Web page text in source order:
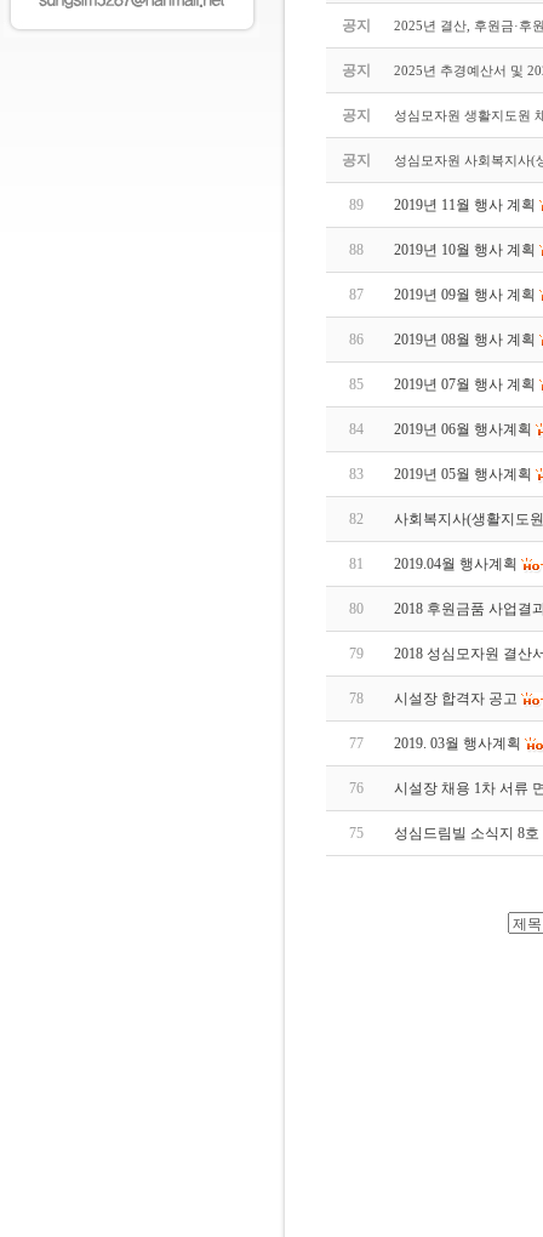
공지 2025년 결산, 후원금·후
공지 2025년 추경예산서 및
공지 성심모자원 생활지도원
공지 성심모자원 사회복지사(
89 2019년 11월 행사 계획
88 2019년 10월 행사 계획
87 2019년 09월 행사 계획
86 2019년 08월 행사 계획
85 2019년 07월 행사 계획
84 2019년 06월 행사계획
83 2019년 05월 행사계획
82 사회복지사(생활지도
81 2019.04월 행사계획
80 2018 후원금품 사업결
79 2018 성심모자원 결산
78 시설장 합격자 공고
77 2019. 03월 행사계획
76 시설장 채용 1차 서류
75 성심드림빌 소식지 8호